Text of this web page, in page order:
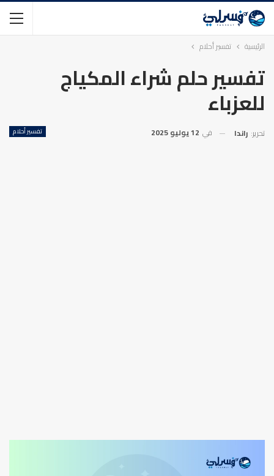
الرئيسية تفسير أحلام
تفسير حلم شراء المكياج
للعزباء
تفسير أحلام تحرير: راندا في 12 يوليو 2025